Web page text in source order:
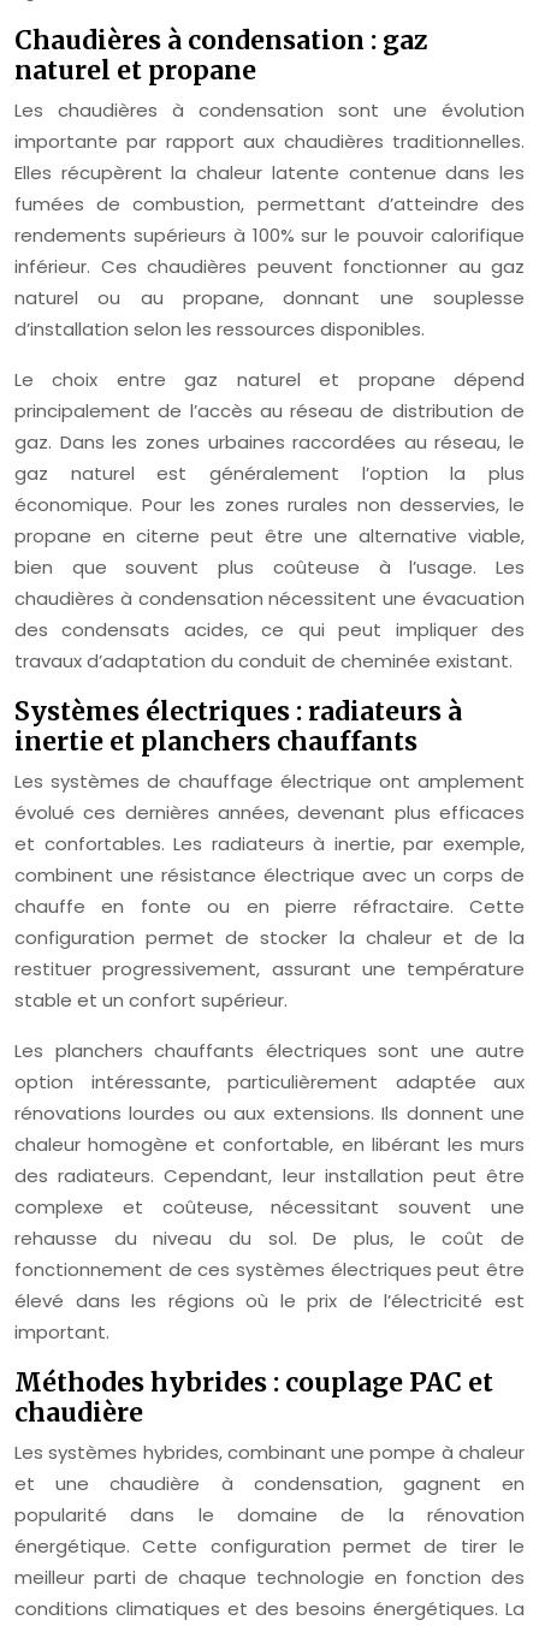
Chaudières à condensation : gaz
naturel et propane
Les chaudières à condensation sont une évolution
importante par rapport aux chaudières traditionnelles.
Elles récupèrent la chaleur latente contenue dans les
fumées de combustion, permettant d’atteindre des
rendements supérieurs à 100% sur le pouvoir calorifique
inférieur. Ces chaudières peuvent fonctionner au gaz
naturel ou au propane, donnant une souplesse
d’installation selon les ressources disponibles.
Le choix entre gaz naturel et propane dépend
principalement de l’accès au réseau de distribution de
gaz. Dans les zones urbaines raccordées au réseau, le
gaz naturel est généralement l’option la plus
économique. Pour les zones rurales non desservies, le
propane en citerne peut être une alternative viable,
bien que souvent plus coûteuse à l’usage. Les
chaudières à condensation nécessitent une évacuation
des condensats acides, ce qui peut impliquer des
travaux d’adaptation du conduit de cheminée existant.
Systèmes électriques : radiateurs à
inertie et planchers chauffants
Les systèmes de chauffage électrique ont amplement
évolué ces dernières années, devenant plus efficaces
et confortables. Les radiateurs à inertie, par exemple,
combinent une résistance électrique avec un corps de
chauffe en fonte ou en pierre réfractaire. Cette
configuration permet de stocker la chaleur et de la
restituer progressivement, assurant une température
stable et un confort supérieur.
Les planchers chauffants électriques sont une autre
option intéressante, particulièrement adaptée aux
rénovations lourdes ou aux extensions. Ils donnent une
chaleur homogène et confortable, en libérant les murs
des radiateurs. Cependant, leur installation peut être
complexe et coûteuse, nécessitant souvent une
rehausse du niveau du sol. De plus, le coût de
fonctionnement de ces systèmes électriques peut être
élevé dans les régions où le prix de l’électricité est
important.
Méthodes hybrides : couplage PAC et
chaudière
Les systèmes hybrides, combinant une pompe à chaleur
et une chaudière à condensation, gagnent en
popularité dans le domaine de la rénovation
énergétique. Cette configuration permet de tirer le
meilleur parti de chaque technologie en fonction des
conditions climatiques et des besoins énergétiques. La